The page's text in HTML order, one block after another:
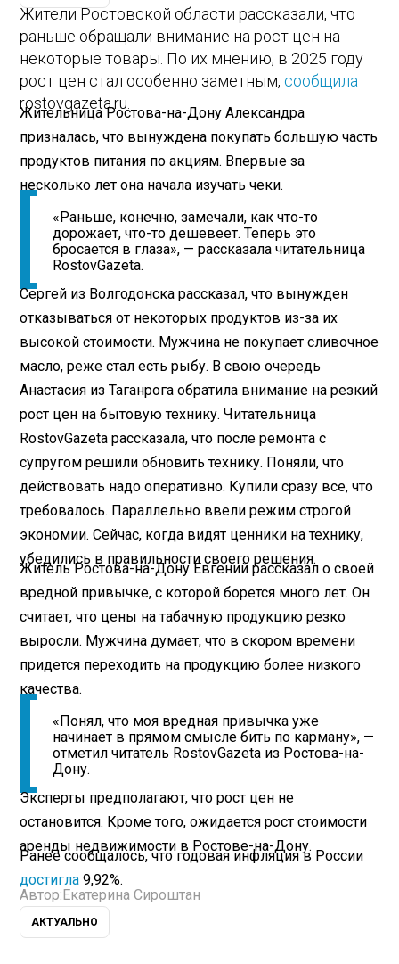
Жители Ростовской области рассказали, что
раньше обращали внимание на рост цен на
некоторые товары. По их мнению, в 2025 году
рост цен стал особенно заметным, сообщила
rostovgazeta.ru.
Жительница Ростова-на-Дону Александра
призналась, что вынуждена покупать большую часть
продуктов питания по акциям. Впервые за
несколько лет она начала изучать чеки.
«Раньше, конечно, замечали, как что-то
дорожает, что-то дешевеет. Теперь это
бросается в глаза», — рассказала читательница
RostovGazeta.
Сергей из Волгодонска рассказал, что вынужден
отказываться от некоторых продуктов из-за их
высокой стоимости. Мужчина не покупает сливочное
масло, реже стал есть рыбу. В свою очередь
Анастасия из Таганрога обратила внимание на резкий
рост цен на бытовую технику. Читательница
RostovGazeta рассказала, что после ремонта с
супругом решили обновить технику. Поняли, что
действовать надо оперативно. Купили сразу все, что
требовалось. Параллельно ввели режим строгой
экономии. Сейчас, когда видят ценники на технику,
убедились в правильности своего решения.
Житель Ростова-на-Дону Евгений рассказал о своей
вредной привычке, с которой борется много лет. Он
считает, что цены на табачную продукцию резко
выросли. Мужчина думает, что в скором времени
придется переходить на продукцию более низкого
качества.
«Понял, что моя вредная привычка уже
начинает в прямом смысле бить по карману», —
отметил читатель RostovGazeta из Ростова-на-
Дону.
Эксперты предполагают, что рост цен не
остановится. Кроме того, ожидается рост стоимости
аренды недвижимости в Ростове-на-Дону.
Ранее сообщалось, что годовая инфляция в России
достигла 9,92%.
Автор:Екатерина Сироштан
АКТУАЛЬНО